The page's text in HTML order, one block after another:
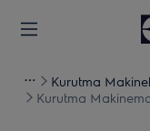
Kurutma
Kurutma